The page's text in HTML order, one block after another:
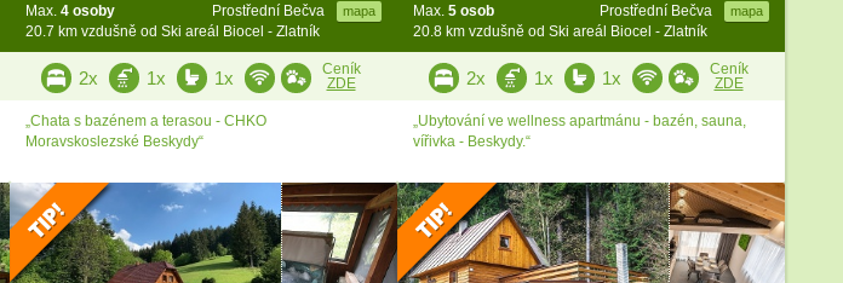
Prostřední Bečva mapa
Max. 4 osoby
20.7 km vzdušně od Ski areál Biocel - Zlatník
2x 1x 1x
Ceník
ZDE
„Chata s bazénem a terasou - CHKO
Moravskoslezské Beskydy“
Prostřední Bečva mapa
Max. 5 osob
20.8 km vzdušně od Ski areál Biocel - Zlatník
2x 1x 1x
Ceník
ZDE
„Ubytování ve wellness apartmánu - bazén, sauna,
vířivka - Beskydy.“